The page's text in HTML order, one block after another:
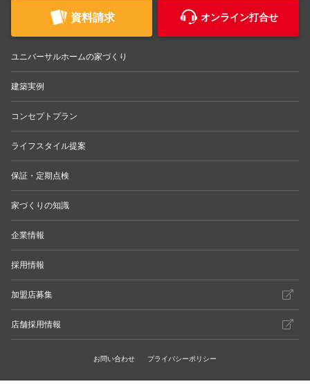
資料請求 オンライン打合せ
ユニバーサルホームの家づくり
建築実例
コンセプトプラン
ライフスタイル提案
保証・定期点検
家づくりの知識
企業情報
採用情報
加盟店募集
店舗採用情報
お問い合わせ プライバシーポリシー